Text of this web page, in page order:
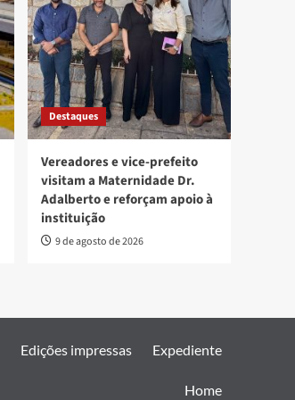
Destaques
Vereadores e vice-prefeito
visitam a Maternidade Dr.
Adalberto e reforçam apoio à
instituição
9 de agosto de 2026
Edições impressas Expediente
Home